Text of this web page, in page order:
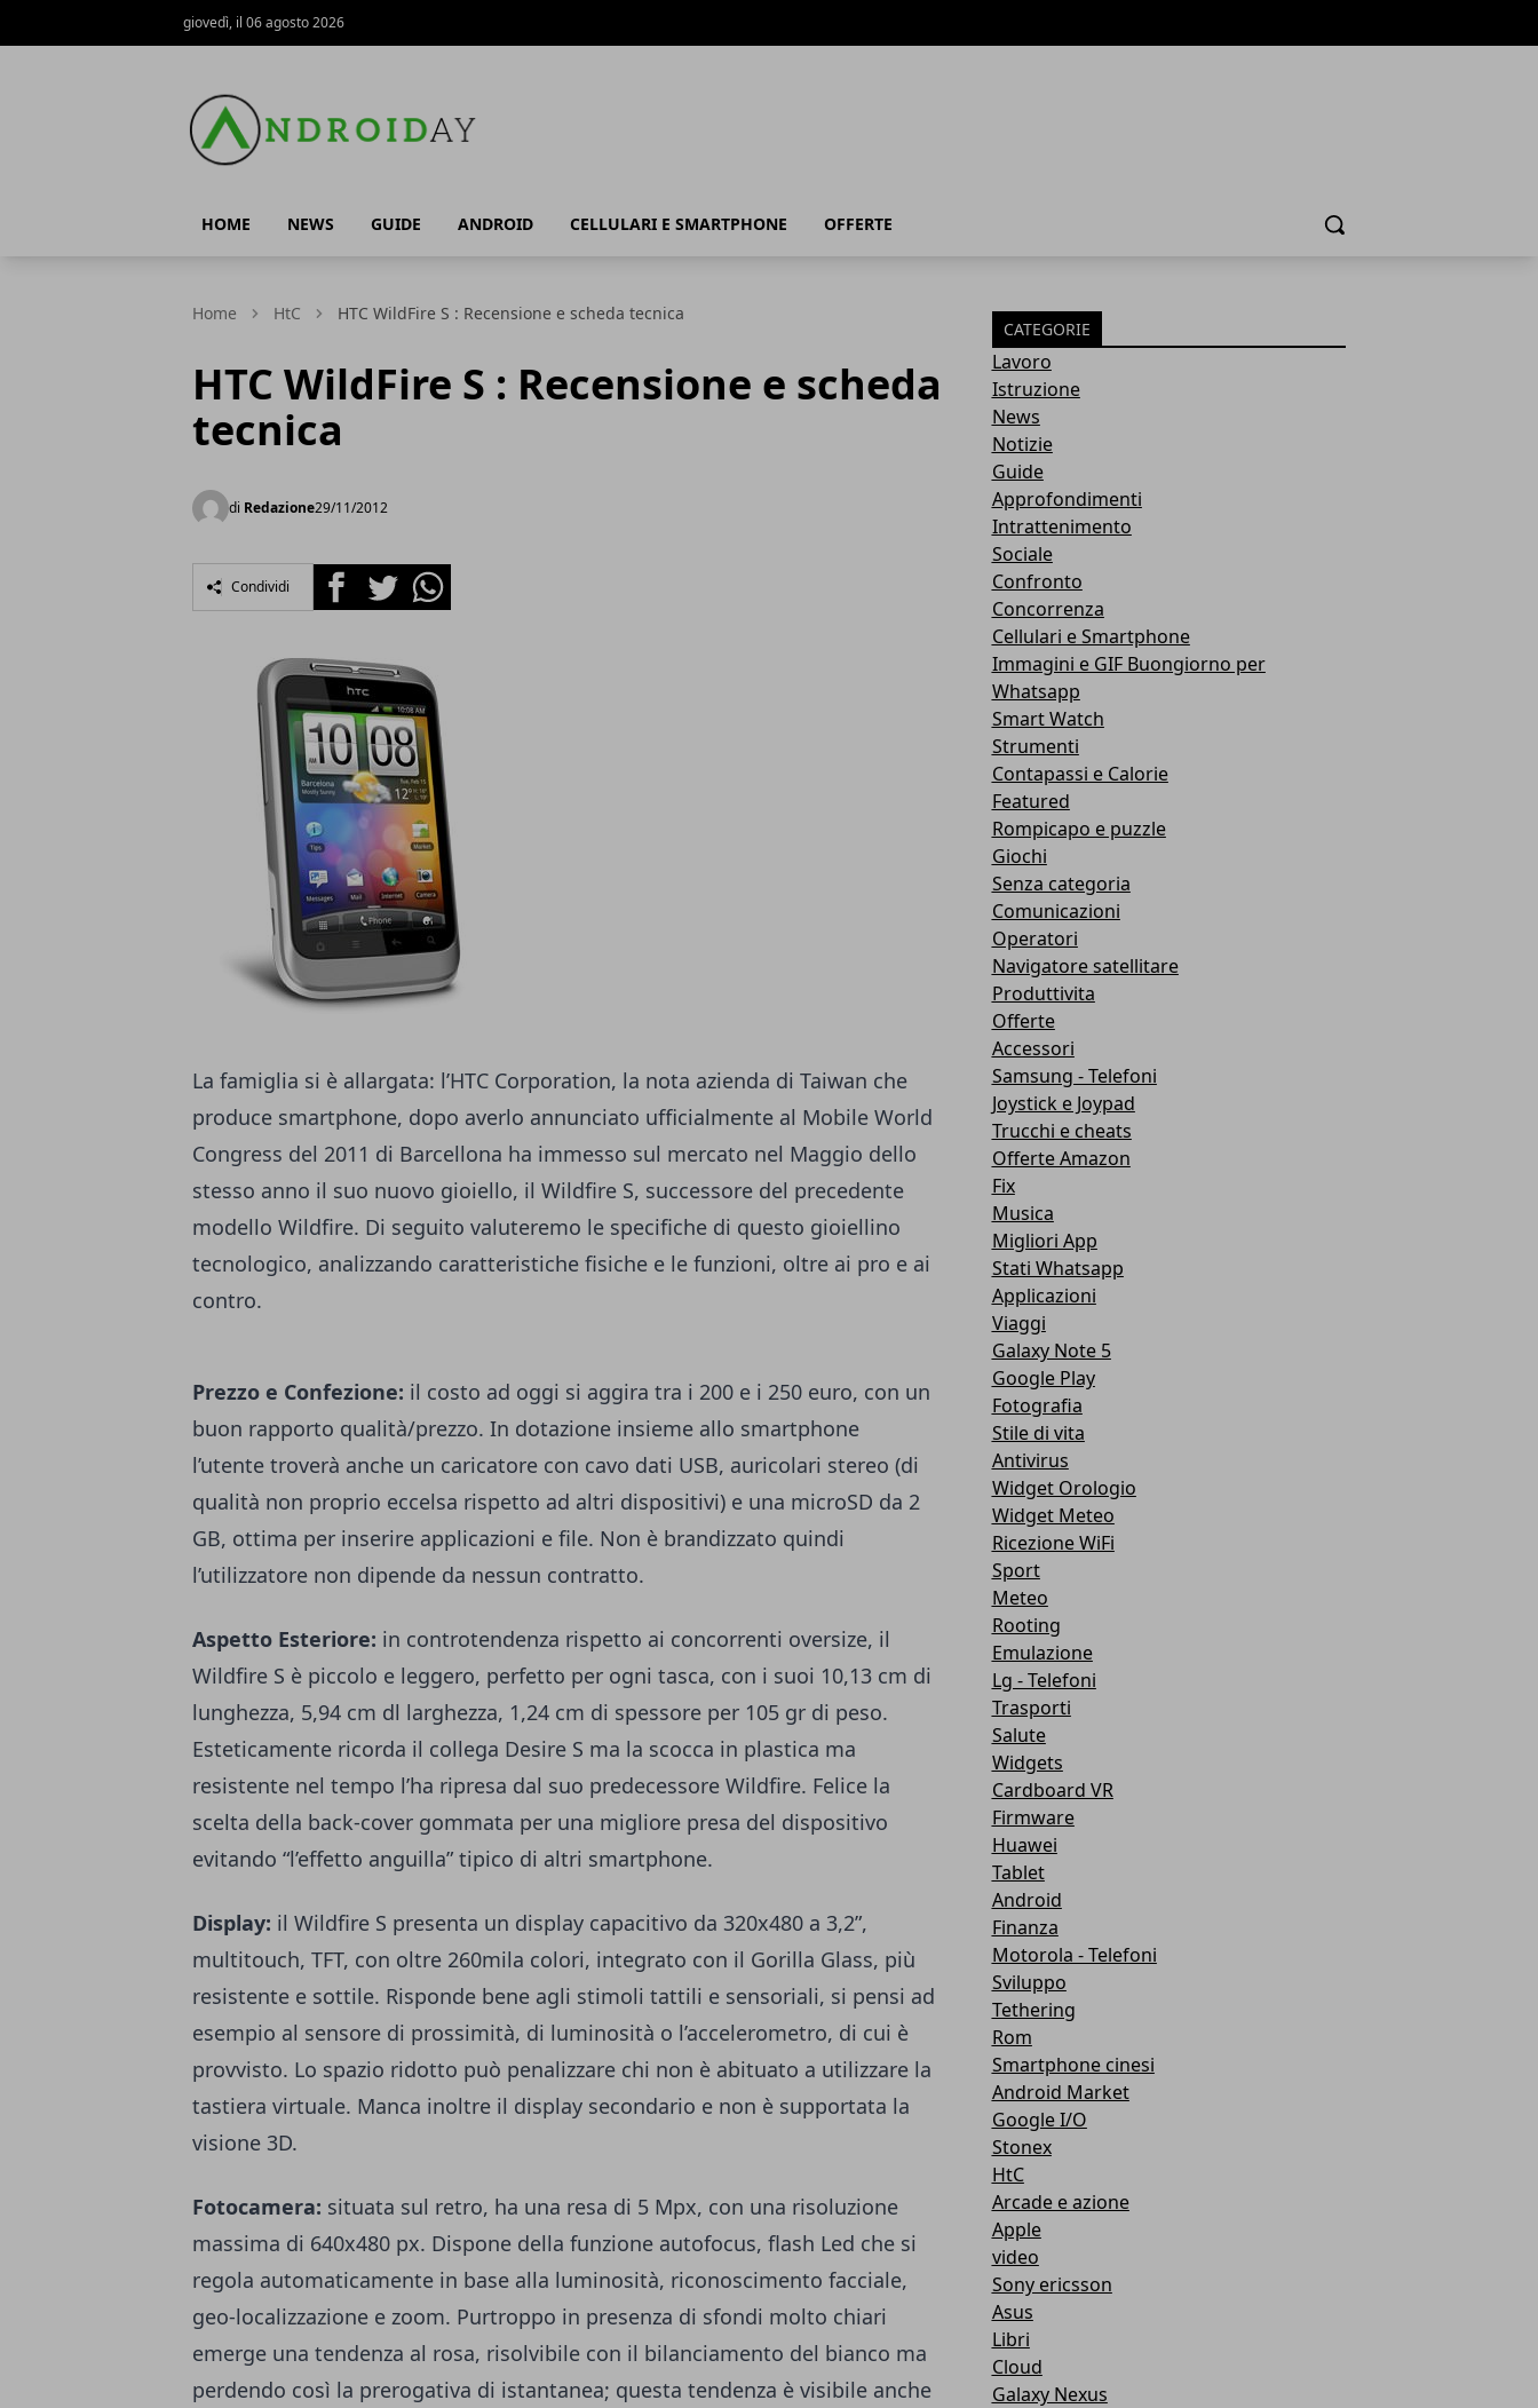
giovedì, il 06 agosto 2026
HOME NEWS GUIDE ANDROID CELLULARI E SMARTPHONE OFFERTE Cerca
Home HtC HTC WildFire S : Recensione e scheda tecnica
HTC WildFire S : Recensione e scheda
tecnica
di Redazione29/11/2012
Condividi FacebookTwitterWhatsapp
La famiglia si è allargata: l’HTC Corporation, la nota azienda di Taiwan che
produce smartphone, dopo averlo annunciato ufficialmente al Mobile World
Congress del 2011 di Barcellona ha immesso sul mercato nel Maggio dello
stesso anno il suo nuovo gioiello, il Wildfire S, successore del precedente
modello Wildfire. Di seguito valuteremo le specifiche di questo gioiellino
tecnologico, analizzando caratteristiche fisiche e le funzioni, oltre ai pro e ai
contro.
Prezzo e Confezione: il costo ad oggi si aggira tra i 200 e i 250 euro, con un
buon rapporto qualità/prezzo. In dotazione insieme allo smartphone
l’utente troverà anche un caricatore con cavo dati USB, auricolari stereo (di
qualità non proprio eccelsa rispetto ad altri dispositivi) e una microSD da 2
GB, ottima per inserire applicazioni e file. Non è brandizzato quindi
l’utilizzatore non dipende da nessun contratto.
Aspetto Esteriore: in controtendenza rispetto ai concorrenti oversize, il
Wildfire S è piccolo e leggero, perfetto per ogni tasca, con i suoi 10,13 cm di
lunghezza, 5,94 cm dl larghezza, 1,24 cm di spessore per 105 gr di peso.
Esteticamente ricorda il collega Desire S ma la scocca in plastica ma
resistente nel tempo l’ha ripresa dal suo predecessore Wildfire. Felice la
scelta della back-cover gommata per una migliore presa del dispositivo
evitando “l’effetto anguilla” tipico di altri smartphone.
Display: il Wildfire S presenta un display capacitivo da 320x480 a 3,2”,
multitouch, TFT, con oltre 260mila colori, integrato con il Gorilla Glass, più
resistente e sottile. Risponde bene agli stimoli tattili e sensoriali, si pensi ad
esempio al sensore di prossimità, di luminosità o l’accelerometro, di cui è
provvisto. Lo spazio ridotto può penalizzare chi non è abituato a utilizzare la
tastiera virtuale. Manca inoltre il display secondario e non è supportata la
visione 3D.
Fotocamera: situata sul retro, ha una resa di 5 Mpx, con una risoluzione
massima di 640x480 px. Dispone della funzione autofocus, flash Led che si
regola automaticamente in base alla luminosità, riconoscimento facciale,
geo-localizzazione e zoom. Purtroppo in presenza di sfondi molto chiari
emerge una tendenza al rosa, risolvibile con il bilanciamento del bianco ma
perdendo così la prerogativa di istantanea; questa tendenza è visibile anche
CATEGORIE
Lavoro
Istruzione
News
Notizie
Guide
Approfondimenti
Intrattenimento
Sociale
Confronto
Concorrenza
Cellulari e Smartphone
Immagini e GIF Buongiorno per
Whatsapp
Smart Watch
Strumenti
Contapassi e Calorie
Featured
Rompicapo e puzzle
Giochi
Senza categoria
Comunicazioni
Operatori
Navigatore satellitare
Produttivita
Offerte
Accessori
Samsung - Telefoni
Joystick e Joypad
Trucchi e cheats
Offerte Amazon
Fix
Musica
Migliori App
Stati Whatsapp
Applicazioni
Viaggi
Galaxy Note 5
Google Play
Fotografia
Stile di vita
Antivirus
Widget Orologio
Widget Meteo
Ricezione WiFi
Sport
Meteo
Rooting
Emulazione
Lg - Telefoni
Trasporti
Salute
Widgets
Cardboard VR
Firmware
Huawei
Tablet
Android
Finanza
Motorola - Telefoni
Sviluppo
Tethering
Rom
Smartphone cinesi
Android Market
Google I/O
Stonex
HtC
Arcade e azione
Apple
video
Sony ericsson
Asus
Libri
Cloud
Galaxy Nexus